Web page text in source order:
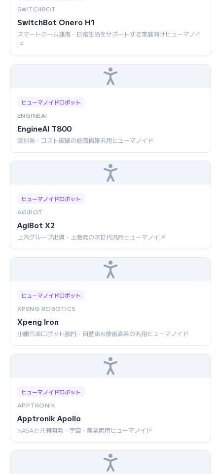
SWITCHBOT
SwitchBot Onero H1
スマートホーム連携・日常生活をサポートする家庭向けヒューマノイ
ド
ヒューマノイドロボット
ENGINEAI
EngineAI T800
深圳発・コスト破壊の低価格帯汎用ヒューマノイド
ヒューマノイドロボット
AGIBOT
AgiBot X2
上汽グループ出資・上海発の次世代汎用ヒューマノイド
ヒューマノイドロボット
XPENG ROBOTICS
Xpeng Iron
小鵬汽車ロボット部門・自動車AI技術直系の汎用ヒューマノイド
ヒューマノイドロボット
APPTRONIK
Apptronik Apollo
NASAと共同開発・宇宙・産業両用ヒューマノイド